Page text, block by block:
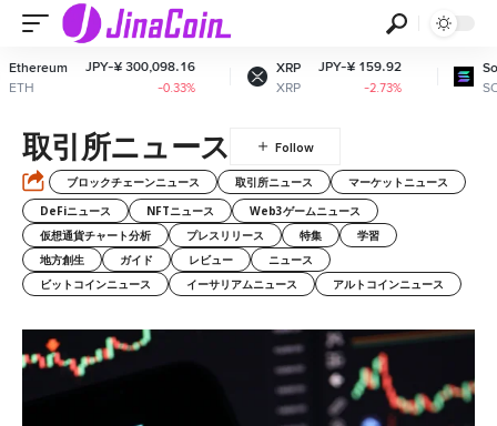
JPY-¥ 300,098.16
-0.33%
XRP
XRP
JPY-¥ 159.92
-2.73%
Solana
SOL
取引所ニュース
ブロックチェーンニュース 取引所ニュース
マーケットニュース
DeFiニュース
NFTニュース
Web3ゲームニュース
仮想通貨チャート分析
プレスリリース 特集
学習
地方創生
ガイド レビュー
ニュース
ビットコインニュース
イーサリアムニュース アルトコインニュース